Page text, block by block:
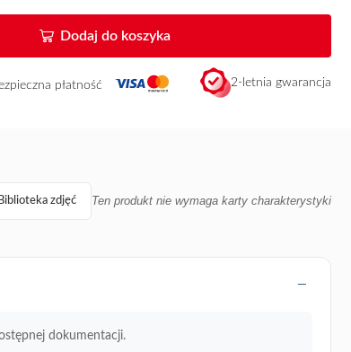
Dodaj do koszyka
płatność 2-letnia gwarancja
Biblioteka zdjęć Ten produkt nie wymaga karty charakterystyki
dokumentacji.